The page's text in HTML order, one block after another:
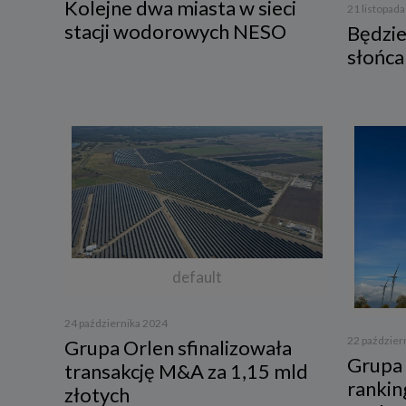
Kolejne dwa miasta w sieci
stacji wodorowych NESO
21
default
24 października 2024
Grupa Orlen sfinalizowała
transakcję M&A za 1,15 mld
złotych
22
3.
stron i
a)
swoje
b)
oraz
c)
5.